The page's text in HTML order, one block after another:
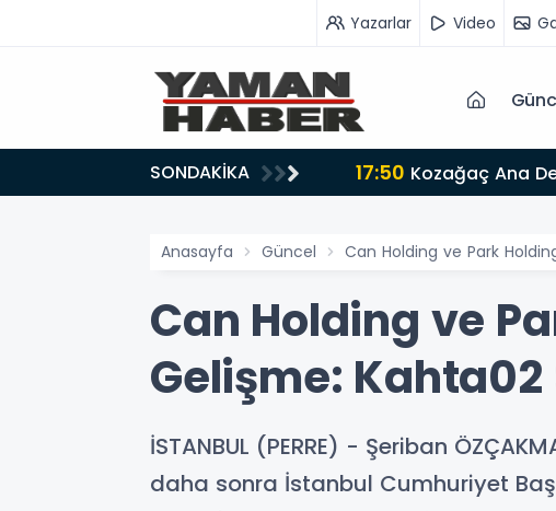
Yazarlar Video
SONDAKİKA
iş birliği mesajı 17:50 Kozağaç Ana
Anasayfa Güncel Can Holding ve Park
Can Holding ve
Gelişme: Kahta02
İSTANBUL (PERRE) - Şeriban
daha sonra İstanbul Cumhuriyet